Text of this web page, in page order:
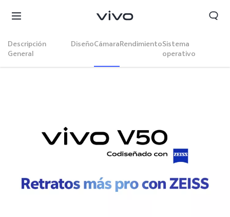
Descripción
General
DiseñoCámara RendimientoSistema
operativo